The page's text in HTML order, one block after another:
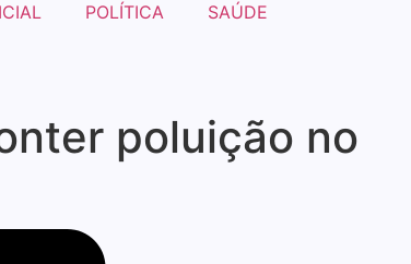
POLÍTICA SAÚDE
poluição no